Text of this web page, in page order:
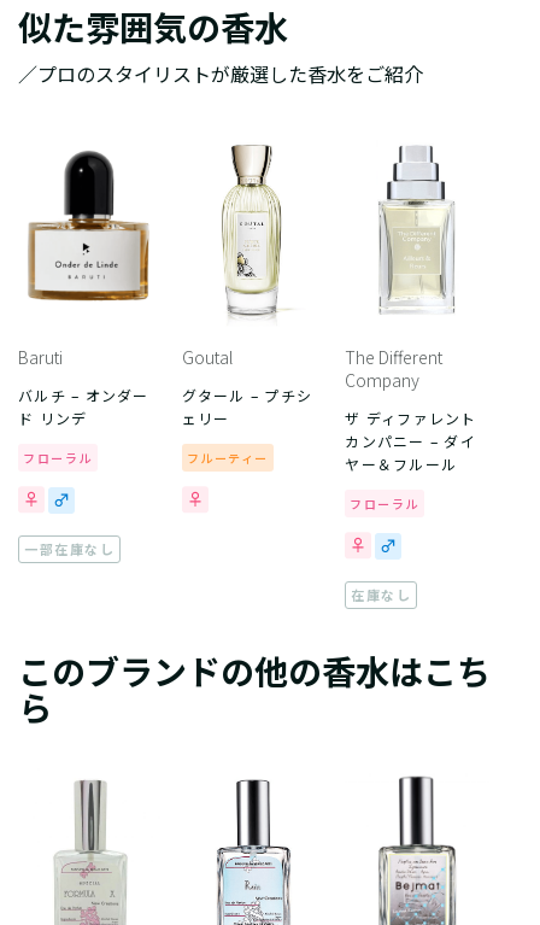
似た雰囲気の香水
／プロのスタイリストが厳選した香水をご紹介
Baruti
バルチ – オンダー
ド リンデ
フローラル
一部在庫なし
Goutal
グタール – プチシ
ェリー
フルーティー
The Different
Company
ザ ディファレント
カンパニー – ダイ
ヤー＆フルール
フローラル
在庫なし
このブランドの他の香水はこち
ら